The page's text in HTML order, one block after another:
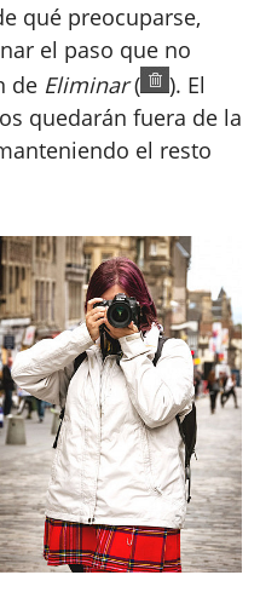
qué preocuparse,
el paso que no
de Eliminar(
). El
quedarán fuera de la
el resto